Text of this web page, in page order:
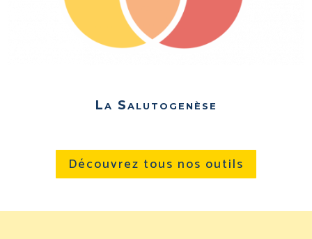
La Salutogenèse
Découvrez tous nos outils